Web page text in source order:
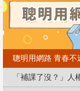
聰明用網路 青春不
「補課了沒？」人